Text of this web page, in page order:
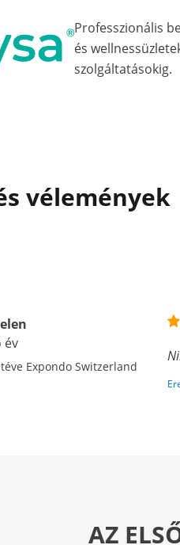
Professzionális
és
szolgáltatásokig.
vélemények
év
Expondo Switzerland
AZ